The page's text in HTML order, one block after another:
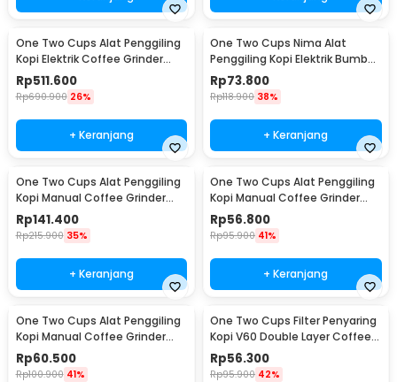
One Two Cups Alat Penggiling
Kopi Elektrik Coffee Grinder
Adjustable - 600N
Rp511.600
Rp690.900 26%
+ Keranjang
One Two Cups Nima Alat
Penggiling Kopi Elektrik Bumbu
Coffee Grinder - NM-8300
Rp73.800
Rp118.900 38%
+ Keranjang
One Two Cups Alat Penggiling
Kopi Manual Coffee Grinder
Wood 30g - CW85532
Rp141.400
Rp215.900 35%
+ Keranjang
One Two Cups Alat Penggiling
Kopi Manual Coffee Grinder
160ml - CF012
Rp56.800
Rp95.900 41%
+ Keranjang
One Two Cups Alat Penggiling
Kopi Manual Coffee Grinder
Adjustable - RHNHA0176
Rp60.500
Rp100.900 41%
One Two Cups Filter Penyaring
Kopi V60 Double Layer Coffee
Filter - FS-40S
Rp56.300
Rp95.900 42%